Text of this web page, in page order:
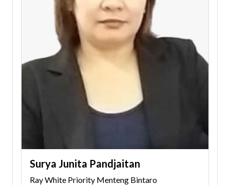
Surya Junita Pandjaitan
Ray White Priority Menteng Bintaro